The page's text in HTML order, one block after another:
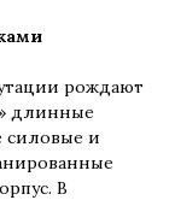
рождают
длинные
силовые и
В